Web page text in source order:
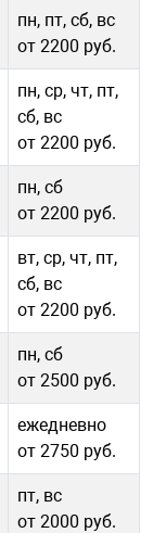
пн, пт, сб, вс
от 2200 руб.
пн, ср, чт, пт,
сб, вс
от 2200 руб.
пн, сб
от 2200 руб.
вт, ср, чт, пт,
сб, вс
от 2200 руб.
пн, сб
от 2500 руб.
ежедневно
от 2750 руб.
пт, вс
от 2000 руб.